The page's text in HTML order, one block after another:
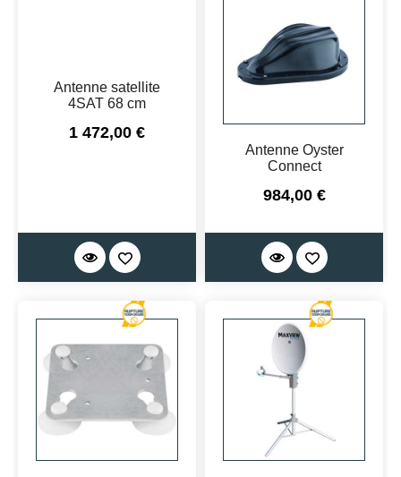
Antenne satellite
4SAT 68 cm
Prix
1 472,00 €
Antenne Oyster
Connect
Prix
984,00 €